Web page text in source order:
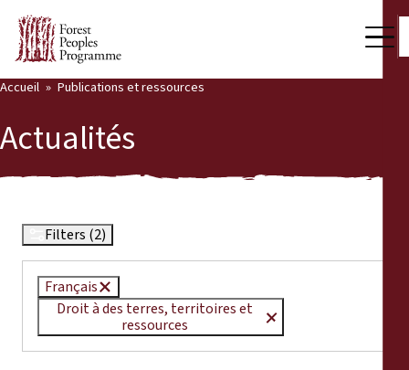
Qui nous sommes
Salle de presse
Notre travail
Voix des communautés
Partenaires et Pays
Dernières actualités
Publications et ressources
Accueil Publications et ressources
Actualités
Filters (2)
Français
Droit à des terres, territoires et
ressources